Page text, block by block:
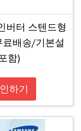
버터 스텐드형
료배송/기본설
함)
하기